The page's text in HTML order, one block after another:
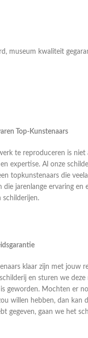
museum kwaliteit
Top-Kunstenaars
te reproduceren is
expertise. Al onze
topkunstenaars die
die jarenlange ervaring en
schilderijen.
klaar zijn met jouw
en sturen we deze
geworden. Mochten er
willen hebben, dan kan
gegeven, gaan we het